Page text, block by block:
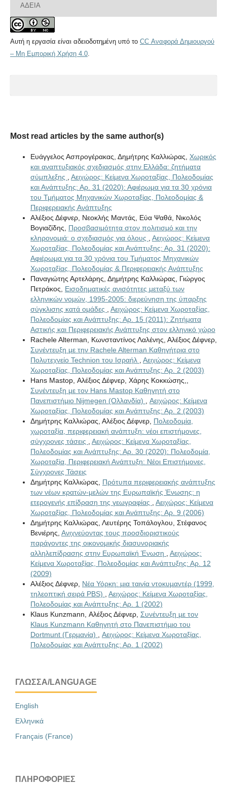
ΆΔΕΙΑ
Αυτή η εργασία είναι αδειοδοτημένη υπό το CC Αναφορά Δημιουργού
– Μη Εμπορική Χρήση 4.0.
Most read articles by the same author(s)
Ευάγγελος Ασπρογέρακας, Δημήτρης Καλλιώρας, Χωρικός
και αναπτυξιακός σχεδιασμός στην Ελλάδα: ζητήματα
σύμπλεξης
Αειχώρος: Κείμενα Χωροταξίας, Πολεοδομίας
και Ανάπτυξης: Αρ. 31 (2020): Αφιέρωμα για τα 30 χρόνια
του Τμήματος Μηχανικών Χωροταξίας, Πολεοδομίας &
Περιφερειακής Ανάπτυξης
Αλέξιος Δέφνερ, Νεοκλής Μαντάς, Εύα Ψαθά, Νικολός
Βογιαζίδης, Προσβασιμότητα στον πολιτισμό και την
κληρονομιά: ο σχεδιασμός για όλους
Αειχώρος: Κείμενα
Χωροταξίας, Πολεοδομίας και Ανάπτυξης: Αρ. 31 (2020):
Αφιέρωμα για τα 30 χρόνια του Τμήματος Μηχανικών
Χωροταξίας, Πολεοδομίας & Περιφερειακής Ανάπτυξης
Παναγιώτης Αρτελάρης, Δημήτρης Καλλιώρας, Γιώργος
Πετράκος, Εισοδηματικές ανισότητες μεταξύ των
ελληνικών νομών, 1995-2005: διερεύνηση της ύπαρξης
σύγκλισης κατά ομάδες
Αειχώρος: Κείμενα Χωροταξίας,
Πολεοδομίας και Ανάπτυξης: Αρ. 15 (2011): Ζητήματα
Aστικής και Περιφερειακής Ανάπτυξης στον ελληνικό χώρο
Rachele Alterman, Κωνσταντίνος Λαλένης, Αλέξιος Δέφνερ,
Συνέντευξη με την Rachele Alterman Καθηγήτρια στο
Πολυτεχνείο Technion του Ισραήλ
Αειχώρος: Κείμενα
Χωροταξίας, Πολεοδομίας και Ανάπτυξης: Αρ. 2 (2003)
Hans Mastop, Αλέξιος Δέφνερ, Χάρης Κοκκώσης,,
Συνέντευξη με τον Hans Mastop Καθηγητή στο
Πανεπιστήμιο Nijmegen (Ολλανδία)
Αειχώρος: Κείμενα
Χωροταξίας, Πολεοδομίας και Ανάπτυξης: Αρ. 2 (2003)
Δημήτρης Καλλιώρας, Αλέξιος Δέφνερ, Πολεοδομία,
χωροταξία, περιφερειακή ανάπτυξη: νέοι επιστήμονες,
σύγχρονες τάσεις
Αειχώρος: Κείμενα Χωροταξίας,
Πολεοδομίας και Ανάπτυξης: Αρ. 30 (2020): Πολεοδομία,
Χωροταξία, Περιφερειακή Ανάπτυξη: Νέοι Επιστήμονες,
Σύγχρονες Τάσεις
Δημήτρης Καλλιώρας, Πρότυπα περιφερειακής ανάπτυξης
των νέων κρατών-μελών της Ευρωπαϊκής Ένωσης: η
ετερογενής επίδραση της γεωγραφίας
Αειχώρος: Κείμενα
Χωροταξίας, Πολεοδομίας και Ανάπτυξης: Αρ. 9 (2006)
Δημήτρης Καλλιώρας, Λευτέρης Τοπάλογλου, Στέφανος
Βενιέρης, Ανιχνεύοντας τους προσδιοριστικούς
παράγοντες της οικονομικής διασυνοριακής
αλληλεπίδρασης στην Ευρωπαϊκή Ένωση
Αειχώρος:
Κείμενα Χωροταξίας, Πολεοδομίας και Ανάπτυξης: Αρ. 12
(2009)
Αλέξιος Δέφνερ, Νέα Υόρκη: µια ταινία ντοκυµαντέρ (1999,
τηλεοπτική σειρά PBS)
Αειχώρος: Κείμενα Χωροταξίας,
Πολεοδομίας και Ανάπτυξης: Αρ. 1 (2002)
Klaus Kunzmann, Αλέξιος Δέφνερ, Συνέντευξη µε τον
Klaus Kunzmann Καθηγητή στο Πανεπιστήµιο του
Dortmunt (Γερµανία)
Αειχώρος: Κείμενα Χωροταξίας,
Πολεοδομίας και Ανάπτυξης: Αρ. 1 (2002)
ΓΛΏΣΣΑ/LANGUAGE
English
Ελληνικά
Français (France)
ΠΛΗΡΟΦΟΡΊΕΣ